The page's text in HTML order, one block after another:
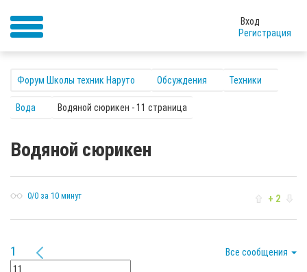
Вход
Регистрация
Форум Школы техник Наруто Обсуждения Техники
Вода Водяной сюрикен - 11 страница
Водяной сюрикен
0/0 за 10 минут + 2
1 Все сообщения